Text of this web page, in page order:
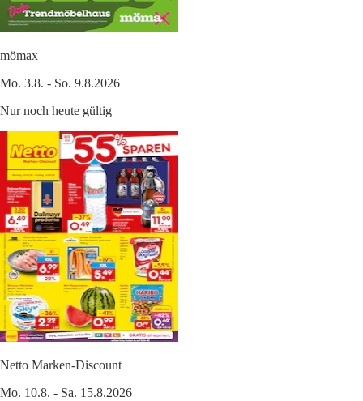
mömax
Mo. 3.8. - So. 9.8.2026
Nur noch heute gültig
Netto Marken-Discount
Mo. 10.8. - Sa. 15.8.2026